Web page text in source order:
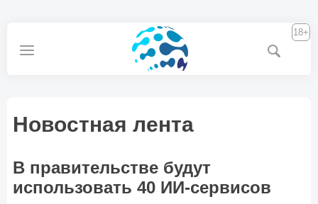
18+
Новостная лента
В правительстве будут
использовать 40 ИИ-сервисов